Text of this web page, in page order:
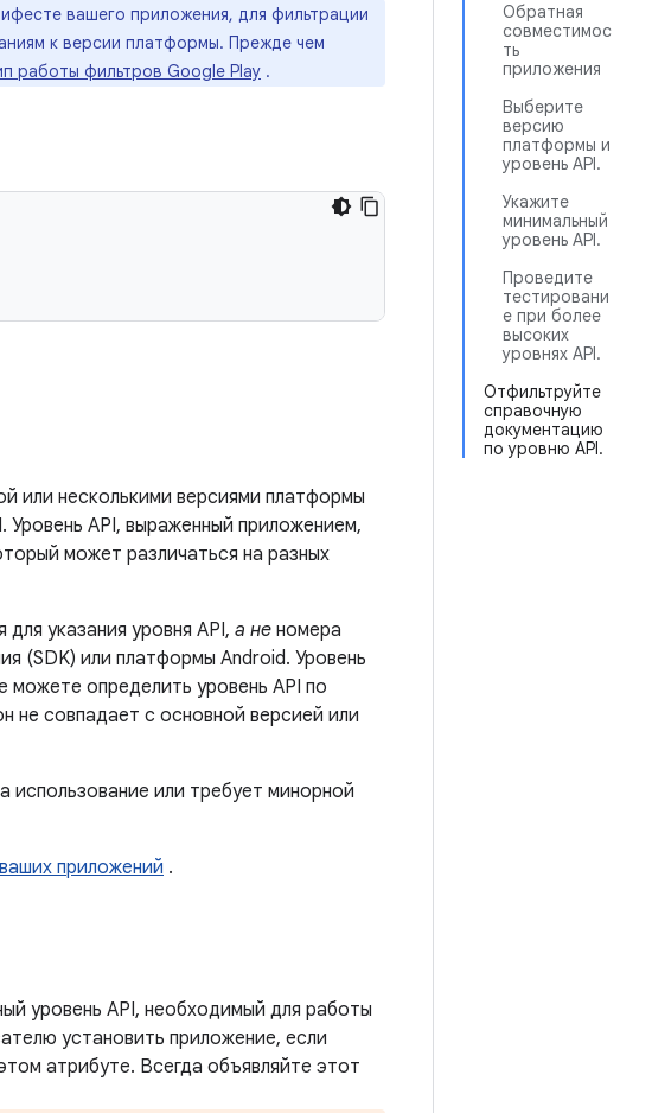
Обратная
совместимос
ть
приложения
Выберите
версию
платформы и
уровень API.
Укажите
минимальный
уровень API.
Проведите
тестировани
е при более
высоких
уровнях API.
Отфильтруйте
справочную
документацию
по уровню API.
вашего приложения, для фильтрации
к версии платформы. Прежде чем
работы фильтров Google Play .
или несколькими версиями платформы
Уровень API, выраженный приложением,
может различаться на разных
указания уровня API, а не номера
(SDK) или платформы Android. Уровень
можете определить уровень API по
не совпадает с основной версией или
использование или требует минорной
приложений .
уровень API, необходимый для работы
установить приложение, если
атрибуте. Всегда объявляйте этот